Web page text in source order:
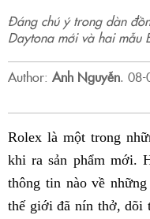
Đáng chú ý trong dàn
Daytona mới và hai mẫu
Author: Anh Nguyễn. 08-
Rolex là một trong
khi ra sản phẩm mới.
thông tin nào về
thế giới đã nín thở, dõi